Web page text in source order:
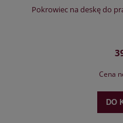
Pokrowiec na deskę do
Cena
DO